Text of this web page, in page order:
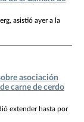
asistió ayer a la
asociación
carne de cerdo
extender hasta por